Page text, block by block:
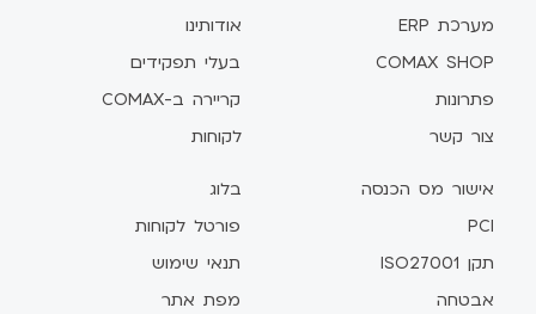
מערכת ERP
COMAX SHOP
פתרונות
צור קשר
אודותינו
בעלי תפקידים
קריירה ב-COMAX
לקוחות
אישור מס הכנסה
PCI
תקן ISO27001
אבטחה
בלוג
פורטל לקוחות
תנאי שימוש
מפת אתר